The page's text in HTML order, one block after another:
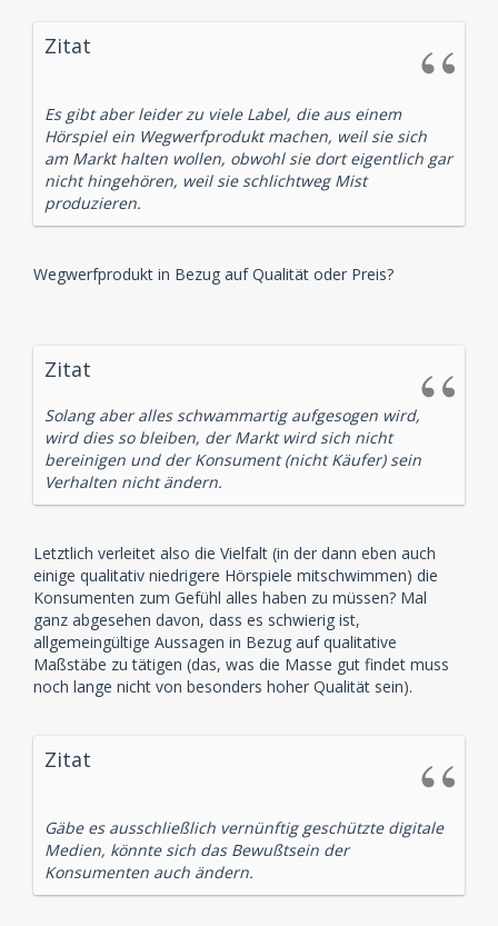
Zitat
Es gibt aber leider zu viele Label, die aus einem
Hörspiel ein Wegwerfprodukt machen, weil sie sich
am Markt halten wollen, obwohl sie dort eigentlich gar
nicht hingehören, weil sie schlichtweg Mist
produzieren.
Wegwerfprodukt in Bezug auf Qualität oder Preis?
Zitat
Solang aber alles schwammartig aufgesogen wird,
wird dies so bleiben, der Markt wird sich nicht
bereinigen und der Konsument (nicht Käufer) sein
Verhalten nicht ändern.
Letztlich verleitet also die Vielfalt (in der dann eben auch
einige qualitativ niedrigere Hörspiele mitschwimmen) die
Konsumenten zum Gefühl alles haben zu müssen? Mal
ganz abgesehen davon, dass es schwierig ist,
allgemeingültige Aussagen in Bezug auf qualitative
Maßstäbe zu tätigen (das, was die Masse gut findet muss
noch lange nicht von besonders hoher Qualität sein).
Zitat
Gäbe es ausschließlich vernünftig geschützte digitale
Medien, könnte sich das Bewußtsein der
Konsumenten auch ändern.